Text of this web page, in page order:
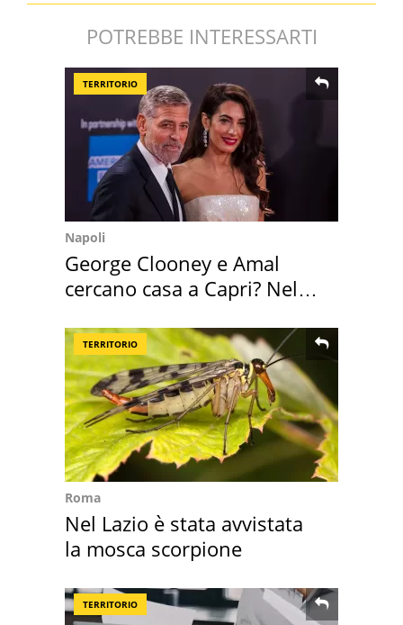
POTREBBE INTERESSARTI
TERRITORIO
Napoli
George Clooney e Amal
cercano casa a Capri? Nel
TERRITORIO
Roma
Nel Lazio è stata avvistata
la mosca scorpione
TERRITORIO